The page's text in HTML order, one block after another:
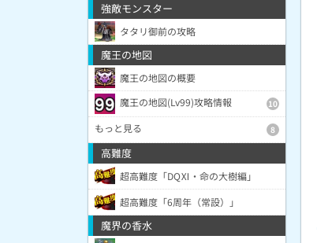
強敵モンスター
タタリ御前の攻略
魔王の地図
魔王の地図の概要
魔王の地図(Lv99)攻略情報
10
もっと見る 8
高難度
超高難度「DQⅪ・命の大樹編」
超高難度「6周年（常設）」
魔界の香水